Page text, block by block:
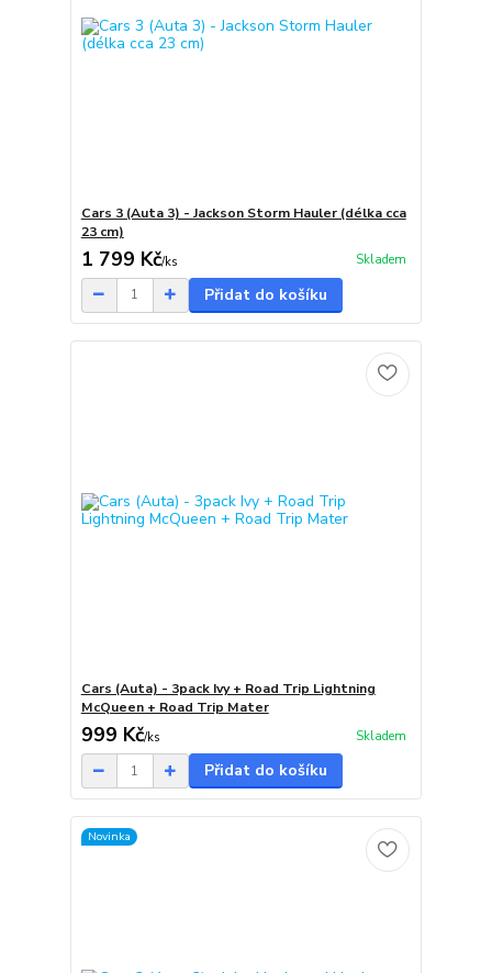
Cars 3 (Auta 3) - Jackson Storm Hauler (délka cca
23 cm)
1 799 Kč/ks Skladem
Přidat do košíku
Cars (Auta) - 3pack Ivy + Road Trip Lightning
McQueen + Road Trip Mater
999 Kč/ks Skladem
Přidat do košíku
Novinka